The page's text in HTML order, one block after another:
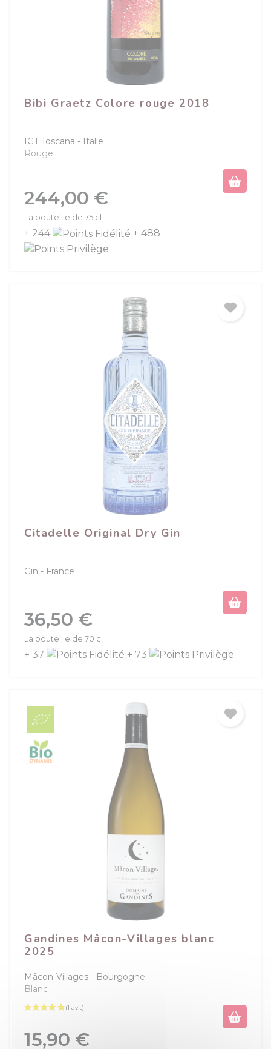
Bibi Graetz Colore rouge 2018
IGT Toscana
Italie
Rouge
Prix
244,00 €
La bouteille de 75 cl
+ 244 + 488
Citadelle Original Dry Gin
Gin France
Prix
36,50 €
La bouteille de 70 cl
+ 37 + 73
Gandines Mâcon-Villages blanc
2025
Mâcon-Villages
Bourgogne
Blanc
Prix
15,90 €